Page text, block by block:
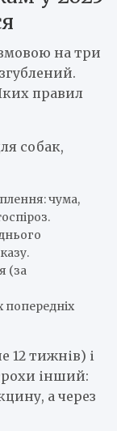
на три
правил
собак,
чума,
(за
попередніх
12 тижнів) і
інший:
а через